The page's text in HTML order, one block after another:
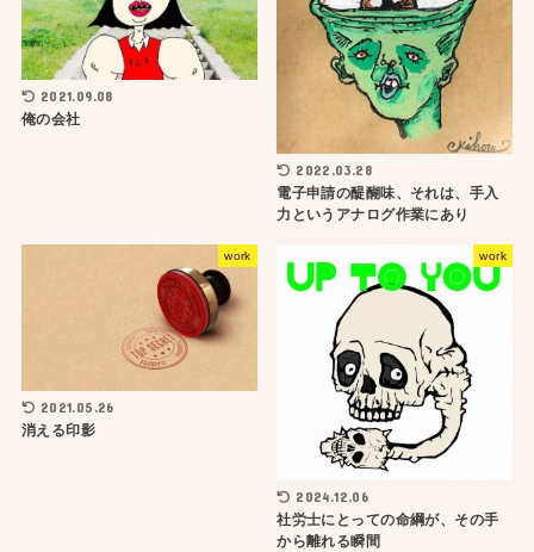
2021.09.08
俺の会社
2022.03.28
電子申請の醍醐味、それは、手入
力というアナログ作業にあり
work
2021.05.26
消える印影
work
2024.12.06
社労士にとっての命綱が、その手
から離れる瞬間